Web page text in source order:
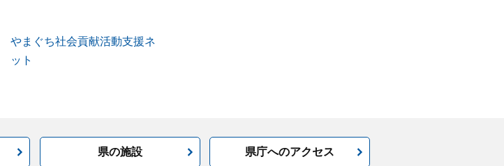
やまぐち社会貢献活動支援ネ
ット
県の施設 県庁へのアクセス